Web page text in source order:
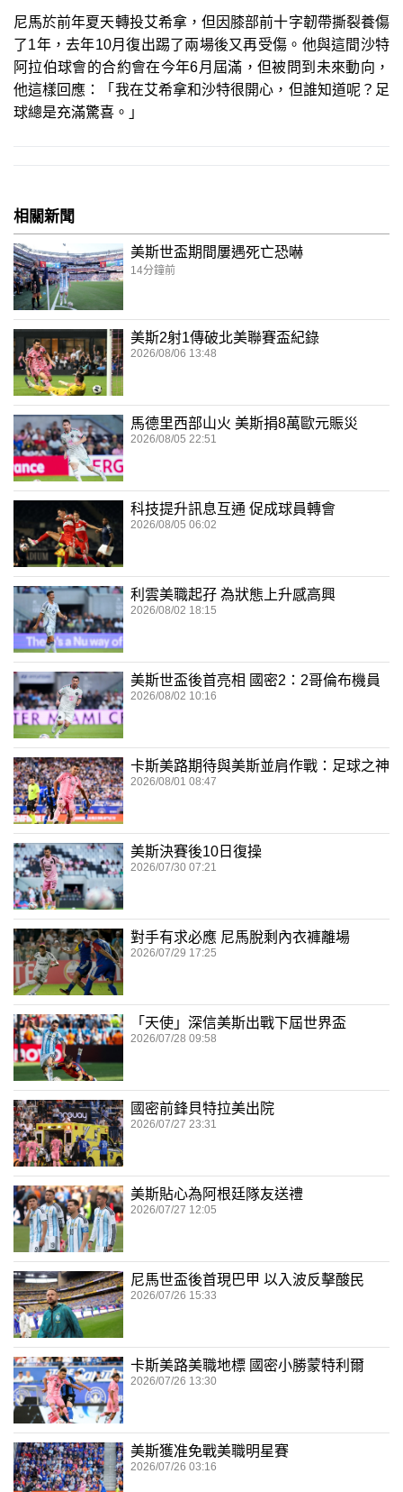
尼馬於前年夏天轉投艾希拿，但因膝部前十字韌帶撕裂養傷
了1年，去年10月復出踢了兩場後又再受傷。他與這間沙特
阿拉伯球會的合約會在今年6月屆滿，但被問到未來動向，
他這樣回應：「我在艾希拿和沙特很開心，但誰知道呢？足
球總是充滿驚喜。」
相關新聞
美斯世盃期間屢遇死亡恐嚇
14分鐘前
美斯2射1傳破北美聯賽盃紀錄
2026/08/06 13:48
馬德里西部山火 美斯捐8萬歐元賑災
2026/08/05 22:51
科技提升訊息互通 促成球員轉會
2026/08/05 06:02
利雲美職起孖 為狀態上升感高興
2026/08/02 18:15
美斯世盃後首亮相 國密2：2哥倫布機員
2026/08/02 10:16
卡斯美路期待與美斯並肩作戰：足球之神
2026/08/01 08:47
美斯決賽後10日復操
2026/07/30 07:21
對手有求必應 尼馬脫剩內衣褲離場
2026/07/29 17:25
「天使」深信美斯出戰下屆世界盃
2026/07/28 09:58
國密前鋒貝特拉美出院
2026/07/27 23:31
美斯貼心為阿根廷隊友送禮
2026/07/27 12:05
尼馬世盃後首現巴甲 以入波反擊酸民
2026/07/26 15:33
卡斯美路美職地標 國密小勝蒙特利爾
2026/07/26 13:30
美斯獲准免戰美職明星賽
2026/07/26 03:16